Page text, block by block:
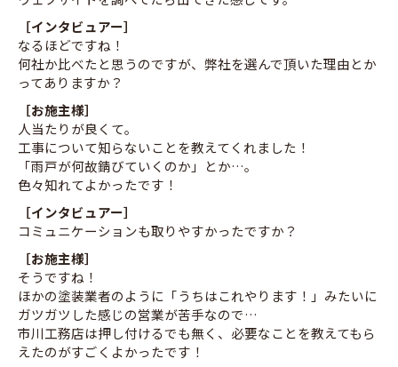
［インタビュアー］
なるほどですね！
何社か比べたと思うのですが、弊社を選んで頂いた理由とか
ってありますか？
［お施主様］
人当たりが良くて。
工事について知らないことを教えてくれました！
「雨戸が何故錆びていくのか」とか…。
色々知れてよかったです！
［インタビュアー］
コミュニケーションも取りやすかったですか？
［お施主様］
そうですね！
ほかの塗装業者のように「うちはこれやります！」みたいに
ガツガツした感じの営業が苦手なので…
市川工務店は押し付けるでも無く、必要なことを教えてもら
えたのがすごくよかったです！